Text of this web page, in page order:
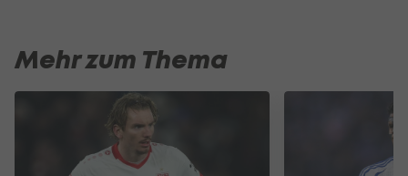
Mehr zum Thema